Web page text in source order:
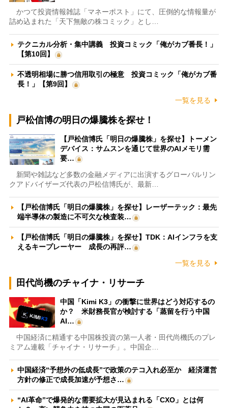
かつて投資情報雑誌「マネーポスト」にて、圧倒的な情報量が
詰め込まれた「天下無敵の株コミック」とし…
テクニカル分析・集中講義 投資コミック「俺がカブ番長！」
【第10回】
不透明相場に勝つ信用取引の極意 投資コミック「俺がカブ番
長！」【第9回】
一覧を見る
戸松信博の明日の爆騰株を探せ！
【戸松信博氏「明日の爆騰株」を探せ】トーメン
デバイス：サムスンを通じて世界のAIメモリ需
要…
新聞や雑誌など多数の金融メディアに出演するグローバルリン
クアドバイザーズ代表の戸松信博氏が、最新…
【戸松信博氏「明日の爆騰株」を探せ】レーザーテック：最先
端半導体の製造に不可欠な検査装…
【戸松信博氏「明日の爆騰株」を探せ】TDK：AIインフラを支
えるキープレーヤー 成長の再評…
一覧を見る
田代尚機のチャイナ・リサーチ
中国「Kimi K3」の衝撃に世界はどう対応するの
か？ 米財務長官が検討する「蒸留を行う中国
AI…
中国経済に精通する中国株投資の第一人者・田代尚機氏のプレ
ミアム連載「チャイナ・リサーチ」。中国企…
中国経済“予想外の低成長”で政策のテコ入れ必至か 経済運営
方針の修正で成長加速が予想さ…
“AI革命”で爆発的な需要拡大が見込まれる「CXO」とは何